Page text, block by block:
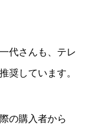
代さんも、テレ
奨しています。
の購入者から